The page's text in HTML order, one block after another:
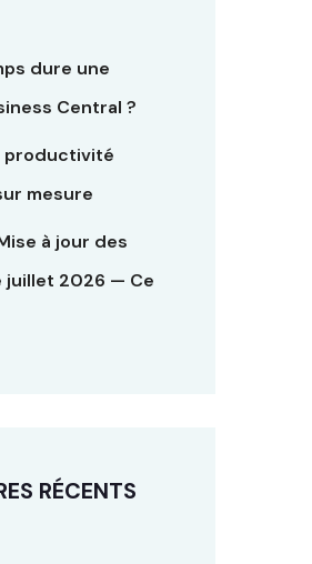
dure une
Central ?
productivité
mesure
à jour des
juillet 2026 — Ce
RÉCENTS